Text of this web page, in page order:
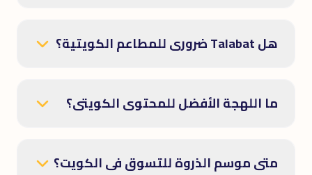
هل Talabat ضرورى للمطاعم الكويتية؟
ما اللهجة الأفضل للمحتوى الكويتى؟
متى موسم الذروة للتسوق فى الكويت؟